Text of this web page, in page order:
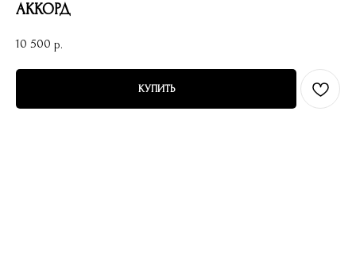
АККОРД
10 500 р.
КУПИТЬ